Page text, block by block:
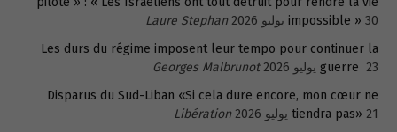
impossible » 30 يوليو 2026
Laure Stephan
Les durs du régime imposent leur tempo pour continuer la
guerre 23 يوليو 2026
Georges Malbrunot
Disparus du Sud-Liban «Si cela dure encore, mon cœur ne
tiendra pas» 21 يوليو 2026
Libération